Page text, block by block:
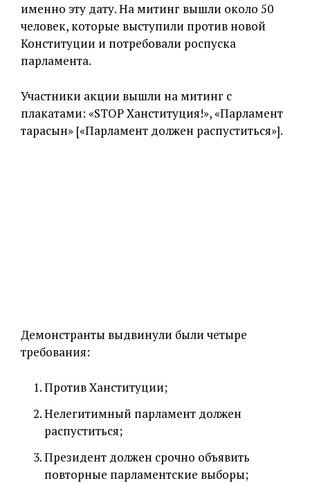
именно эту дату. На митинг вышли около 50
человек, которые выступили против новой
Конституции и потребовали роспуска
парламента.
Участники акции вышли на митинг с
плакатами: «STOP Ханституция!», «Парламент
тарасын» [«Парламент должен распуститься»].
Демонстранты выдвинули были четыре
требования:
Против Ханституции;
Нелегитимный парламент должен
распуститься;
Президент должен срочно объявить
повторные парламентские выборы;